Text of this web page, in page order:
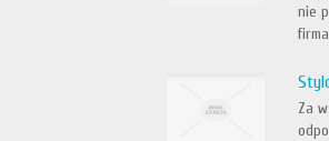
nie
Za